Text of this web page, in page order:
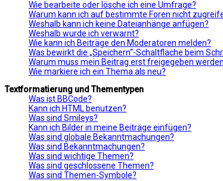
Wie bearbeite oder lösche ich eine Umfrage?
Warum kann ich auf bestimmte Foren nicht
Weshalb kann ich keine Dateianhänge anfügen?
Weshalb wurde ich verwarnt?
Wie kann ich Beiträge den Moderatoren melden?
Was bewirkt die „Speichern“-Schaltfläche beim
Warum muss mein Beitrag erst freigegeben
Wie markiere ich ein Thema als neu?
Textformatierung und Thementypen
Was ist BBCode?
Kann ich HTML benutzen?
Was sind Smileys?
Kann ich Bilder in meine Beiträge einfügen?
Was sind globale Bekanntmachungen?
Was sind Bekanntmachungen?
Was sind wichtige Themen?
Was sind geschlossene Themen?
Was sind Themen-Symbole?